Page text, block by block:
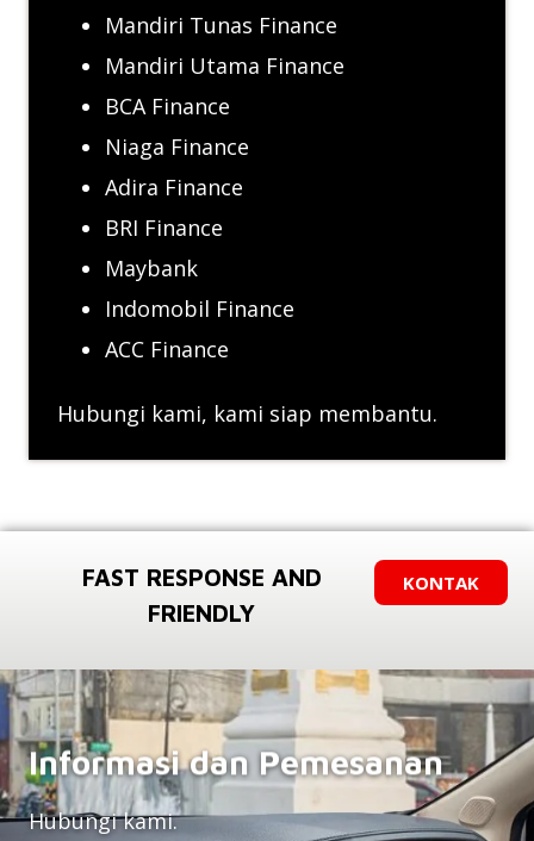
Mandiri Tunas Finance
Mandiri Utama Finance
BCA Finance
Niaga Finance
Adira Finance
BRI Finance
Maybank
Indomobil Finance
ACC Finance
Hubungi kami, kami siap membantu.
FAST RESPONSE AND
FRIENDLY
KONTAK
Informasi dan Pemesanan
Hubungi kami.